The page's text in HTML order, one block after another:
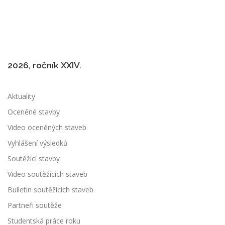
2026, ročník XXIV.
Aktuality
Oceněné stavby
Video oceněných staveb
Vyhlášení výsledků
Soutěžící stavby
Video soutěžících staveb
Bulletin soutěžících staveb
Partneři soutěže
Studentská práce roku